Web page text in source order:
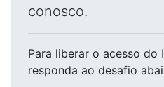
conosco.
Para liberar o acesso do
responda ao desafio